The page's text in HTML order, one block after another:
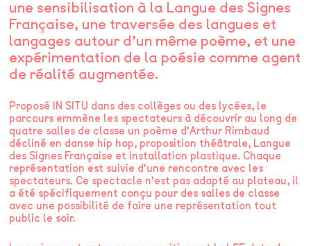
une sensibilisation à la Langue des Signes
Française, une traversée des langues et
langages autour d’un même poème, et une
expérimentation de la poésie comme agent
de réalité augmentée.
Proposé IN SITU dans des collèges ou des lycées, le
parcours emmène les spectateurs à découvrir au long de
quatre salles de classe un poème d’Arthur Rimbaud
décliné en danse hip hop, proposition théâtrale, Langue
des Signes Française et installation plastique. Chaque
représentation est suivie d’une rencontre avec les
spectateurs. Ce spectacle n’est pas adapté au plateau, il
a été spécifiquement conçu pour des salles de classe
avec une possibilité de faire une représentation tout
public le soir.